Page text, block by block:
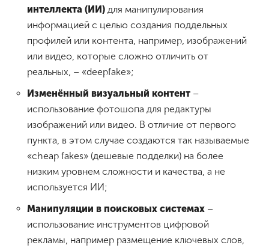
интеллекта (ИИ) для манипулирования
информацией с целью создания поддельных
профилей или контента, например, изображений
или видео, которые сложно отличить от
реальных, – «deepfake»;
Изменённый визуальный контент –
использование фотошопа для редактуры
изображений или видео. В отличие от первого
пункта, в этом случае создаются так называемые
«cheap fakes» (дешевые подделки) на более
низким уровнем сложности и качества, а не
используется ИИ;
Манипуляции в поисковых системах –
использование инструментов цифровой
рекламы, например размещение ключевых слов,